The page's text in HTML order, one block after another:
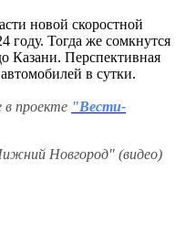
новой скоростной
году. Тогда же сомкнутся
Казани. Перспективная
в сутки.
проекте "Вести-
Новгород" (видео)